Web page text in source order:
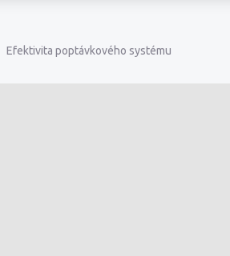
Efektivita poptávkového systému